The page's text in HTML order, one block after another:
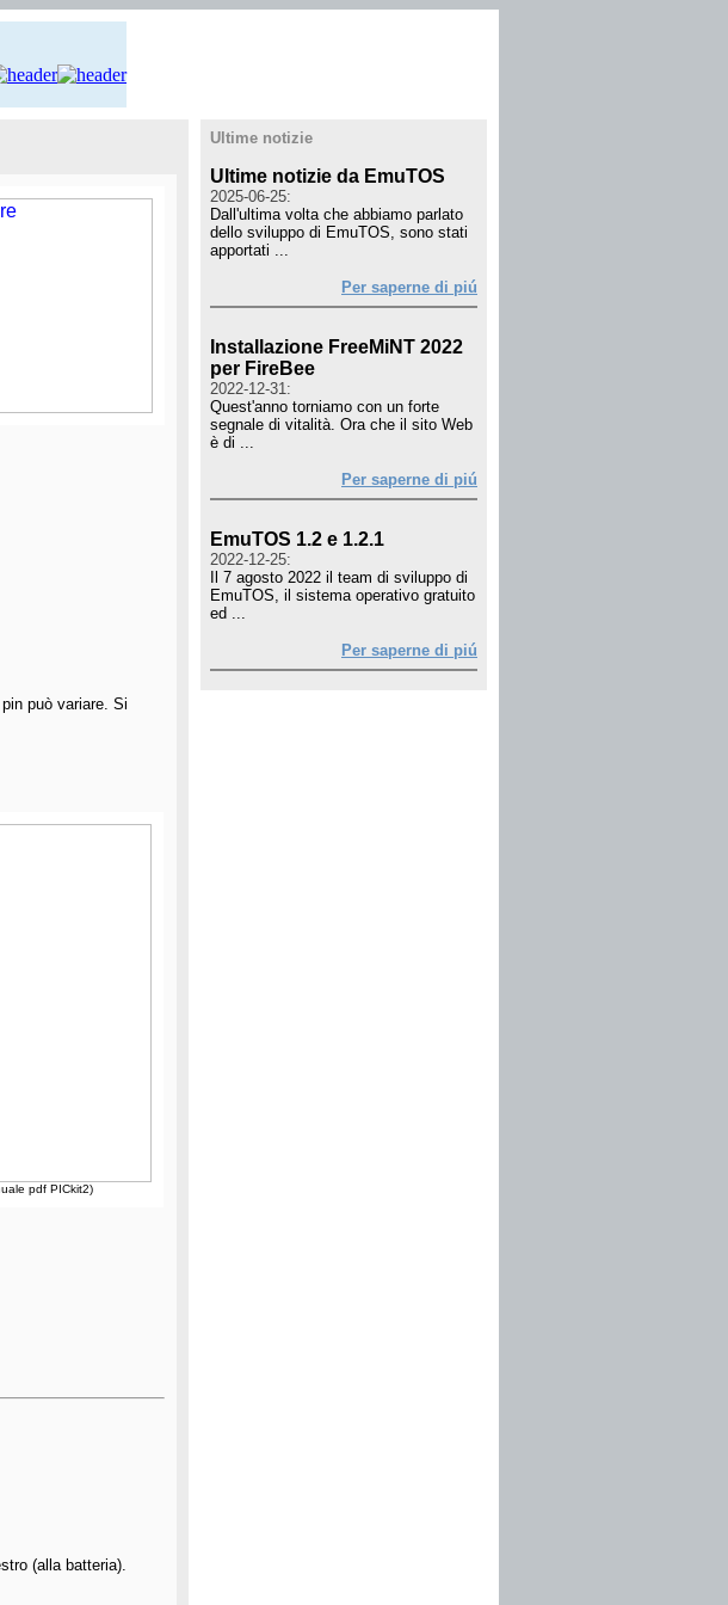
può variare. Si
pdf PICkit2)
(alla batteria).
Ultime notizie
Ultime notizie da EmuTOS
2025-06-25:
Dall'ultima volta che abbiamo parlato
dello sviluppo di EmuTOS, sono stati
apportati ...
Per saperne di piú
Installazione FreeMiNT 2022
per FireBee
2022-12-31:
Quest'anno torniamo con un forte
segnale di vitalità. Ora che il sito Web
è di ...
Per saperne di piú
EmuTOS 1.2 e 1.2.1
2022-12-25:
Il 7 agosto 2022 il team di sviluppo di
EmuTOS, il sistema operativo gratuito
ed ...
Per saperne di piú